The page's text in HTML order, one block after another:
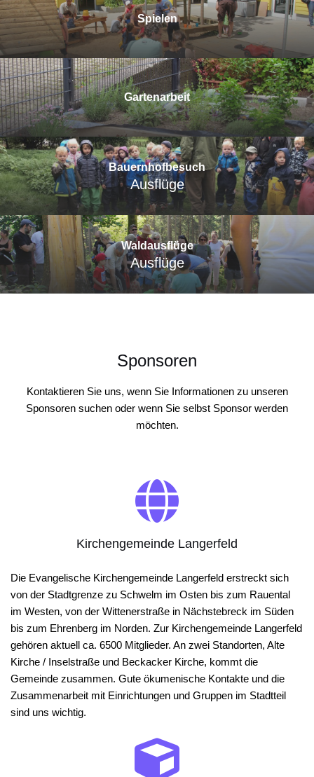
Spielen
Gartenarbeit
Bauernhofbesuch
Ausflüge
Waldausflüge
Ausflüge
Sponsoren
Kontaktieren Sie uns, wenn Sie Informationen zu unseren
Sponsoren suchen oder wenn Sie selbst Sponsor werden
möchten.
Kirchengemeinde Langerfeld
Die Evangelische Kirchengemeinde Langerfeld erstreckt sich
von der Stadtgrenze zu Schwelm im Osten bis zum Rauental
im Westen, von der Wittenerstraße in Nächstebreck im Süden
bis zum Ehrenberg im Norden. Zur Kirchengemeinde Langerfeld
gehören aktuell ca. 6500 Mitglieder. An zwei Standorten, Alte
Kirche / Inselstraße und Beckacker Kirche, kommt die
Gemeinde zusammen. Gute ökumenische Kontakte und die
Zusammenarbeit mit Einrichtungen und Gruppen im Stadtteil
sind uns wichtig.